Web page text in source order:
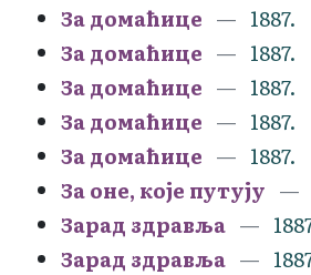
За домаћице
1887.
За домаћице
1887.
За домаћице
1887.
За домаћице
1887.
За домаћице
1887.
За оне, које путују
Зарад здравља
Зарад здравља